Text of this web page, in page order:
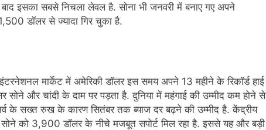
इसका सबसे निचला लेवल है. सोना भी जनवरी में बनाए गए अपने
डॉलर से ज्‍यादा ग‍िर चुका है.
मार्केट में अमेरिकी डॉलर इस समय अपने 13 महीने के र‍िकॉर्ड हाई
और चांदी के दाम पर पड़ता है. दुनिया में महंगाई की उम्मीद कम होने से
के सख्त रुख के कारण सितंबर तक ब्याज दर बढ़ने की उम्मीद है. केंद्रीय
सोने को 3,900 डॉलर के नीचे मजबूत सपोर्ट मिल रहा है. इससे यह और बड़ी